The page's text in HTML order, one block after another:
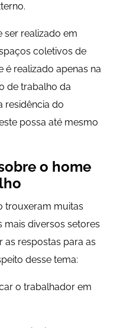
ser realizado em
coletivos de
é realizado apenas na
de trabalho da
residência do
possa até mesmo
o home
trouxeram muitas
diversos setores
as respostas para as
desse tema:
o trabalhador em